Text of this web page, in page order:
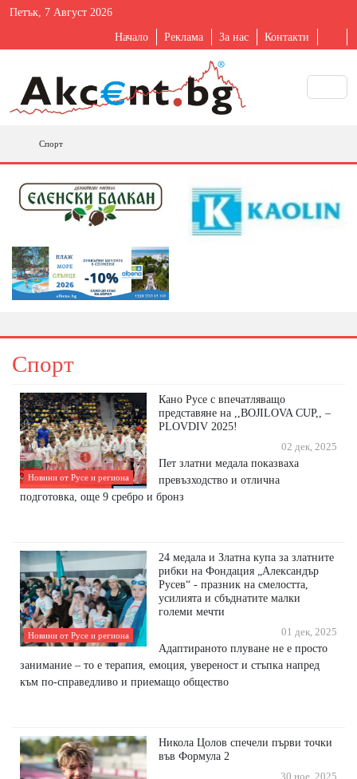
Петък, 7 Август 2026
Начало Реклама За нас Контакти
Спорт
Спорт
Новини от Русе и региона
Кано Русе с впечатляващо
представяне на ,,BOJILOVA CUP,, –
PLOVDIV 2025!
02 дек, 2025
Пет златни медала показваха
превъзходство и отлична
подготовка, още 9 сребро и бронз
Новини от Русе и региона
24 медала и Златна купа за златните
рибки на Фондация „Александър
Русев“ - празник на смелостта,
усилията и сбъднатите малки
големи мечти
01 дек, 2025
Адаптираното плуване не е просто
занимание – то е терапия, емоция, увереност и стъпка напред
към по-справедливо и приемaщо общество
Никола Цолов спечели първи точки
във Формула 2